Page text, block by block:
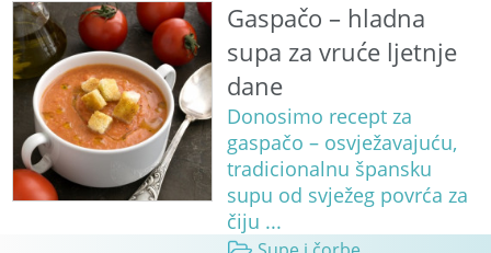
Gaspačo – hladna
supa za vruće ljetnje
dane
Donosimo recept za
gaspačo – osvježavajuću,
tradicionalnu špansku
supu od svježeg povrća za
čiju ...